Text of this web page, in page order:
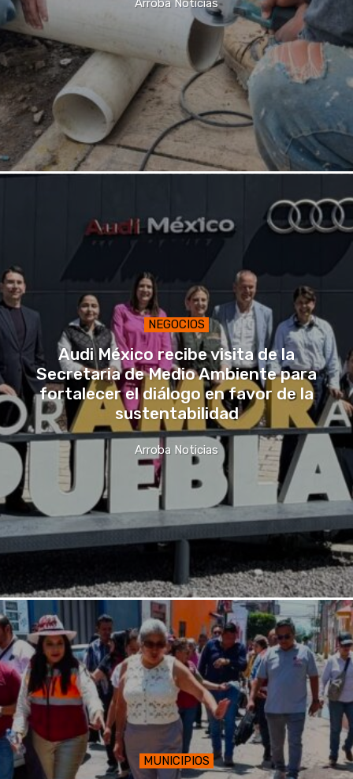
Arroba Noticias
NEGOCIOS
Audi México recibe visita de la
Secretaria de Medio Ambiente para
fortalecer el diálogo en favor de la
sustentabilidad
Arroba Noticias
MUNICIPIOS